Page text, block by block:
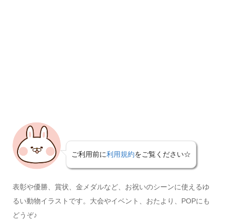
ご利用前に利用規約をご覧ください☆
表彰や優勝、賞状、金メダルなど、お祝いのシーンに使えるゆ
るい動物イラストです。大会やイベント、おたより、POPにも
どうぞ♪